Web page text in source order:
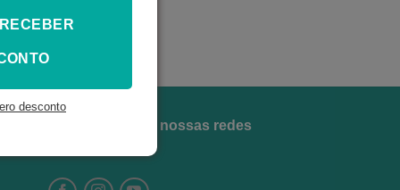
Siga a gente em nossas redes
desconto